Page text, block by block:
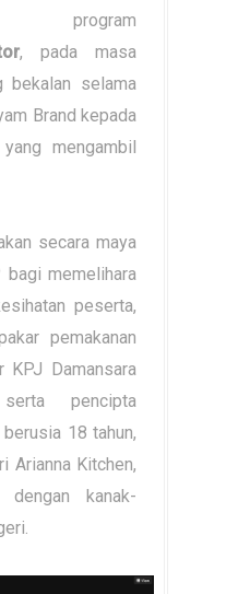
, pada masa
bekalan selama
Brand kepada
mengambil
secara maya
bagi memelihara
peserta,
pemakanan
Damansara
pencipta
18 tahun,
Arianna Kitchen,
dengan kanak-